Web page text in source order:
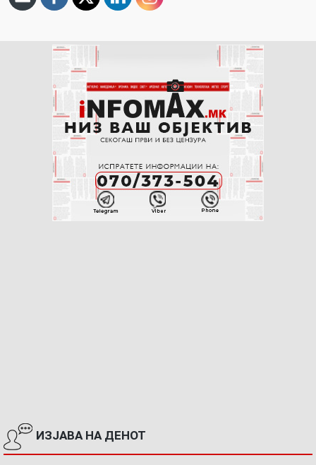
ИЗЈАВА НА ДЕНОТ